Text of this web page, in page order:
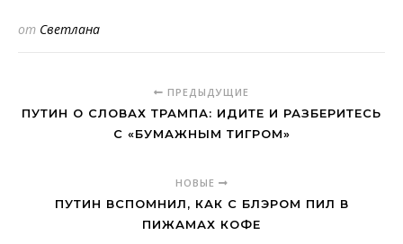
от Светлана
ПРЕДЫДУЩИЕ
ПУТИН О СЛОВАХ ТРАМПА: ИДИТЕ И РАЗБЕРИТЕСЬ
С «БУМАЖНЫМ ТИГРОМ»
НОВЫЕ
ПУТИН ВСПОМНИЛ, КАК С БЛЭРОМ ПИЛ В
ПИЖАМАХ КОФЕ